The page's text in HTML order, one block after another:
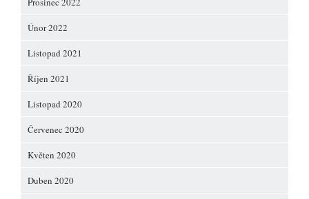
Únor 2022
Listopad 2021
Říjen 2021
Listopad 2020
Červenec 2020
Květen 2020
Duben 2020